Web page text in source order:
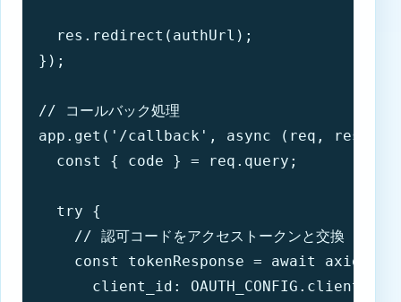
  res.redirect(authUrl);
});
// コールバック処理
app.get('/callback', async (req, res)
  const { code } = req.query;
  try {
    // 認可コードをアクセストークンと交換
const tokenResponse = await
      client_id: OAUTH_CONFIG.clientId,